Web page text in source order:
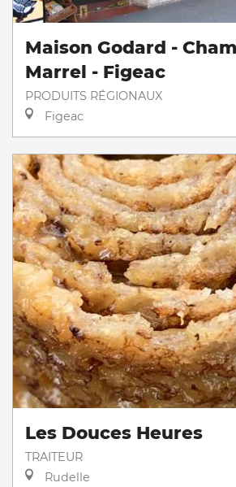
Maison Godard -
Marrel - Figeac
PRODUITS RÉGIONAUX
Figeac
Les Douces Heures
TRAITEUR
Rudelle